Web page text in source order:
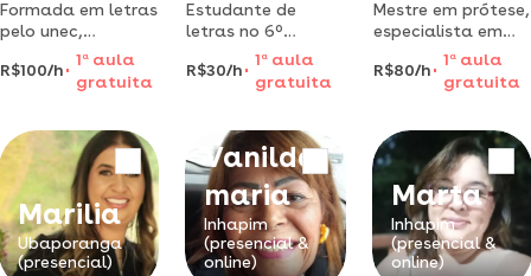
Formada em letras
pelo unec,
professora
especialista em
redacção para o
R$100/h
1 aaula
gratuita
Estudante de
letras no 6º
período do curso,
com cat,
habilitada para
R$30/h
1 a aula
gratuita
Mestre em prótese,
especialista em
implantes e
prótese, professor
de especialização
reabilitação
estética anterior.
aulas objetivas e
clínicas para
graduação e
aperfeiçoamento
profissiona
R$80/h
1 aaula
gratuita
Marilia
Ubaporanga
(presencial)
Vanilda
maria
Inhapim
(presencial &
online)
Marta
Inhapim
(presencial &
online)